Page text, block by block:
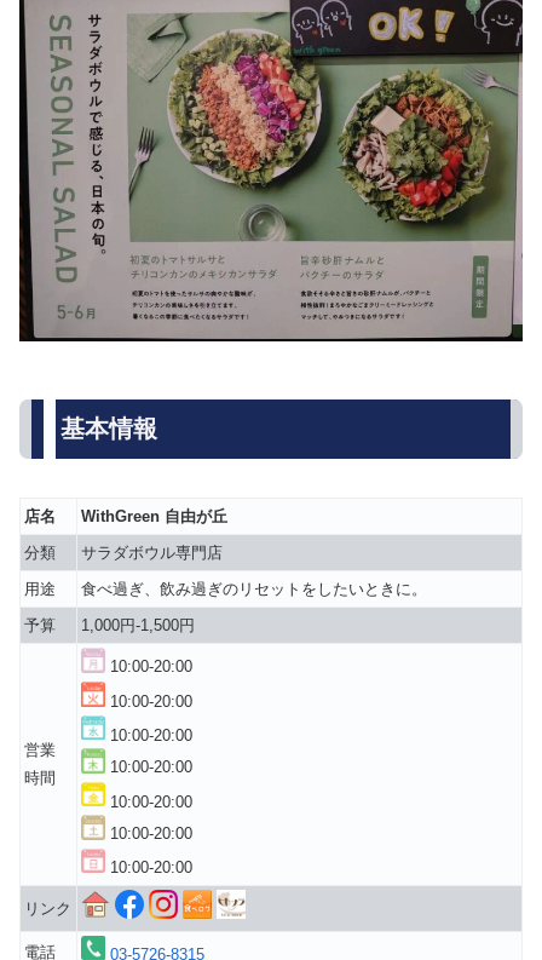
基本情報
店名
WithGreen 自由が丘
分類
サラダボウル専門店
用途
食べ過ぎ、飲み過ぎのリセットをしたいときに。
予算
1,000円-1,500円
営業
時間
10:00-20:00
10:00-20:00
10:00-20:00
10:00-20:00
10:00-20:00
10:00-20:00
10:00-20:00
リンク
電話 03-5726-8315